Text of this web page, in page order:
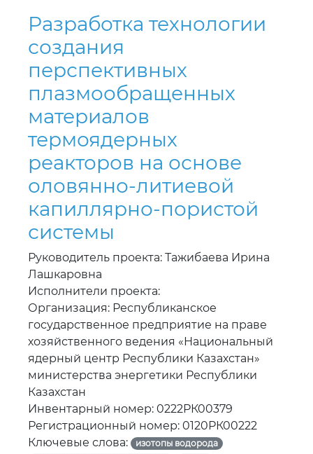
Разработка технологии
создания
перспективных
плазмообращенных
материалов
термоядерных
реакторов на основе
оловянно-литиевой
капиллярно-пористой
системы
Руководитель проекта: Тажибаева Ирина
Лашкаровна
Исполнители проекта:
Организация: Республиканское
государственное предприятие на праве
хозяйственного ведения «Национальный
ядерный центр Республики Казахстан»
министерства энергетики Республики
Казахстан
Инвентарный номер: 0222РК00379
Регистрационный номер: 0120РК00222
Ключевые слова:
изотопы водорода